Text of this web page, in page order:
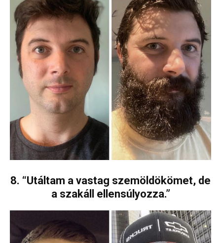
8. “Utáltam a vastag szemöldökömet, de
a szakáll ellensúlyozza.”